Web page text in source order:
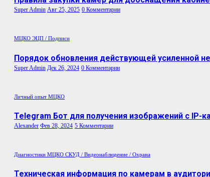
Super Admin Авг 25, 2025 0 Комментарии
МЦКО ЭЦП / Подписи
Порядок обновления действующей усиленной
Super Admin Дек 26, 2024 0 Комментарии
Личный опыт МЦКО
Telegram Бот для получения изображений с IP-
Alexander Фев 28, 2024 5 Комментарии
Диагностики МЦКО СКУД / Видеонаблюдение / Охрана
Техническая информация по камерам в